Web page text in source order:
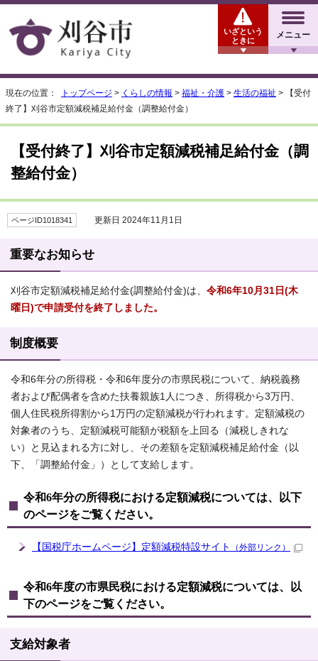
メニュー
いざという
ときに
現在の位置： トップページ > くらしの情報 > 福祉・介護 > 生活の福祉 > 【受付
終了】刈谷市定額減税補足給付金（調整給付金）
【受付終了】刈谷市定額減税補足給付金（調
整給付金）
ページID1018341 更新日 2024年11月1日
重要なお知らせ
刈谷市定額減税補足給付金(調整給付金)は、 令和6年10月31日(木
曜日)で申請受付を終了しました。
制度概要
令和6年分の所得税・令和6年度分の市県民税について、納税義務
者および配偶者を含めた扶養親族1人につき、所得税から3万円、
個人住民税所得割から1万円の定額減税が行われます。定額減税の
対象者のうち、定額減税可能額が税額を上回る（減税しきれな
い）と見込まれる方に対し、その差額を定額減税補足給付金（以
下、「調整給付金」）として支給します。
令和6年分の所得税における定額減税については、以下
のページをご覧ください。
【国税庁ホームページ】定額減税特設サイト （外部リンク）
令和6年度の市県民税における定額減税については、以
下のページをご覧ください。
支給対象者